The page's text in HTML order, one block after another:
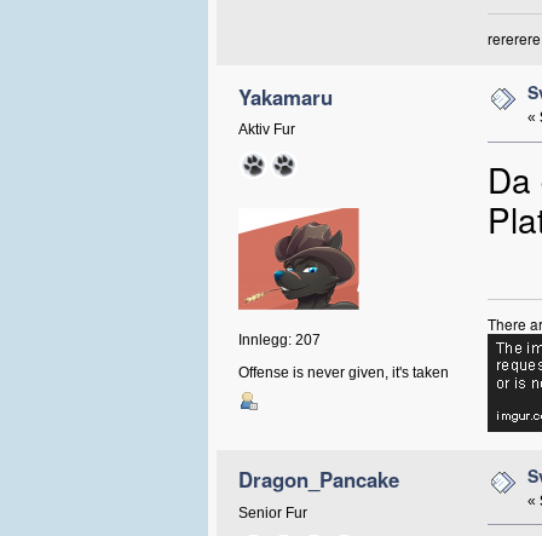
Yakamaru
Aktiv Fur
Innlegg: 207
Offense is never given, it's taken
«
There
Dragon_Pancake
Senior Fur
«